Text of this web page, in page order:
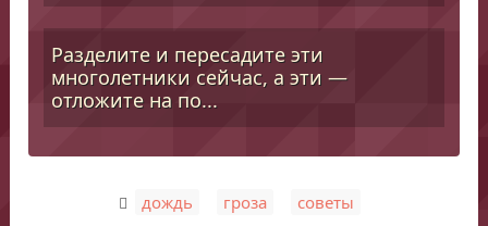
Разделите и пересадите эти
многолетники сейчас, а эти —
отложите на по...
дождь гроза советы